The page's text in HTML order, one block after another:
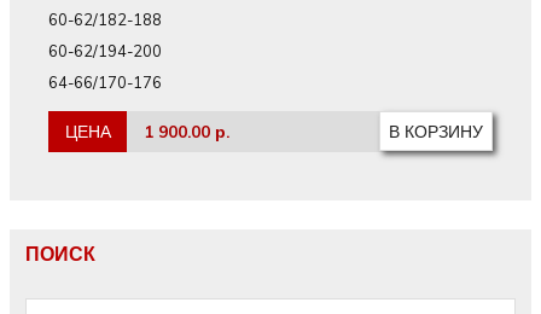
60-62/182-188
60-62/194-200
64-66/170-176
ЦЕНА 1 900.00 р.
ПОИСК